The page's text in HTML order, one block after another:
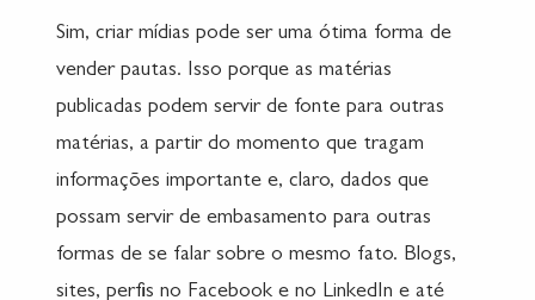
Sim, criar mídias pode ser uma ótima forma de
vender pautas. Isso porque as matérias
publicadas podem servir de fonte para outras
matérias, a partir do momento que tragam
informações importante e, claro, dados que
possam servir de embasamento para outras
formas de se falar sobre o mesmo fato. Blogs,
sites, perfis no Facebook e no LinkedIn e até